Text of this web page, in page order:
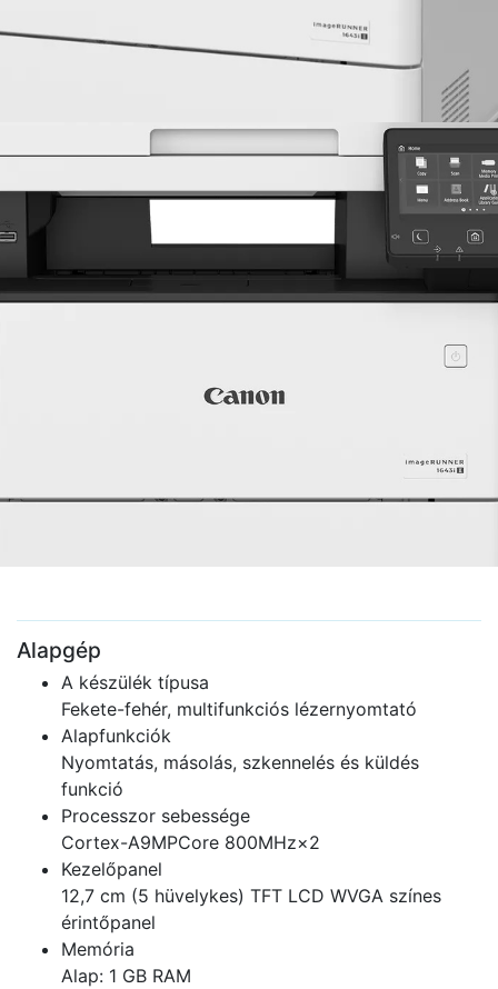
Alapgép
A készülék típusa
Fekete-fehér, multifunkciós lézernyomtató
Alapfunkciók
Nyomtatás, másolás, szkennelés és küldés
funkció
Processzor sebessége
Cortex-A9MPCore 800MHz×2
Kezelőpanel
12,7 cm (5 hüvelykes) TFT LCD WVGA színes
érintőpanel
Memória
Alap: 1 GB RAM